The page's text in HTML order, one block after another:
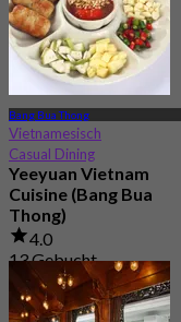
Bang Bua Thong
Vietnamesisch
Casual Dining
Yeeyuan Vietnam
Cuisine (Bang Bua
Thong)
4.0
13 Gebucht
Aus ฿ 212.5